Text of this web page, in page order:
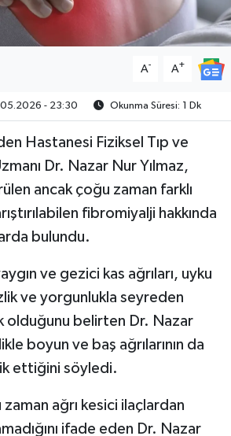
A- A+
- 23:30 Okunma Süresi: 1 Dk
Hastanesi Fiziksel Tıp ve
Dr. Nazar Nur Yılmaz,
ancak çoğu zaman farklı
fibromiyalji hakkında
bulundu.
ve gezici kas ağrıları, uyku
ve yorgunlukla seyreden
olduğunu belirten Dr. Nazar
boyun ve baş ağrılarının da
ettiğini söyledi.
ağrı kesici ilaçlardan
ifade eden Dr. Nazar